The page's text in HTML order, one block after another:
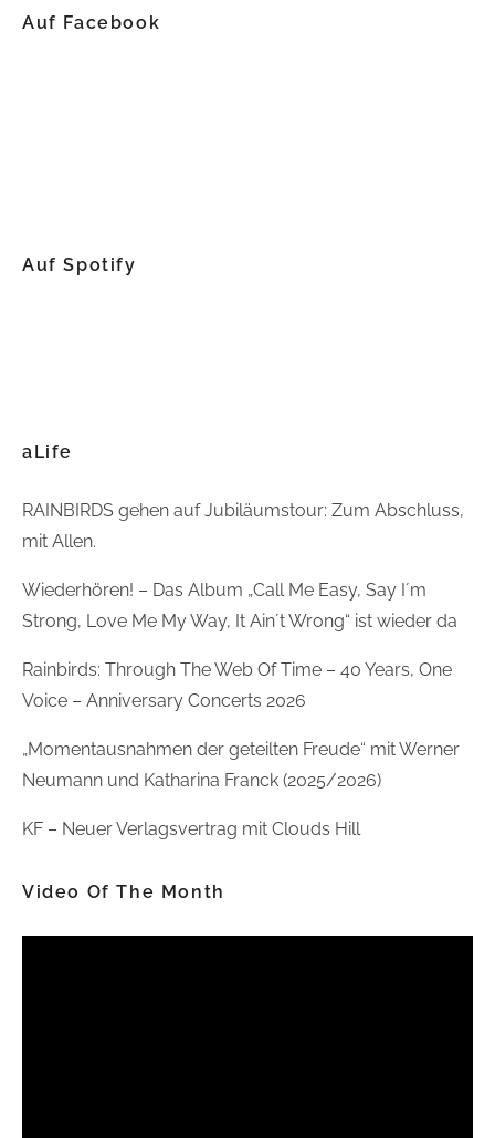
Auf Facebook
Auf Spotify
aLife
RAINBIRDS gehen auf Jubiläumstour: Zum Abschluss,
mit Allen.
Wiederhören! – Das Album „Call Me Easy, Say I´m
Strong, Love Me My Way, It Ain´t Wrong“ ist wieder da
Rainbirds: Through The Web Of Time – 40 Years, One
Voice – Anniversary Concerts 2026
„Momentausnahmen der geteilten Freude“ mit Werner
Neumann und Katharina Franck (2025/2026)
KF – Neuer Verlagsvertrag mit Clouds Hill
Video Of The Month